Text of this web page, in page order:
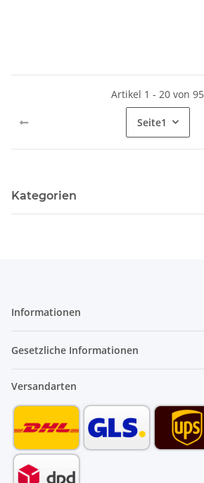
Artikel 1 - 20 von 95
Seite1
Kategorien
Informationen
Gesetzliche Informationen
Versandarten